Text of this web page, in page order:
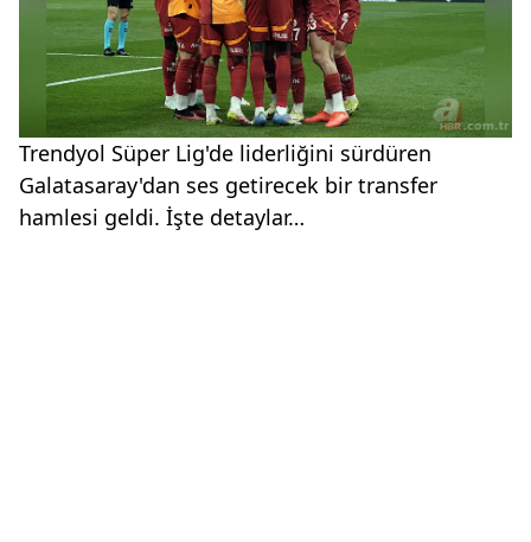
Trendyol Süper Lig'de liderliğini sürdüren
Galatasaray'dan ses getirecek bir transfer
hamlesi geldi. İşte detaylar…